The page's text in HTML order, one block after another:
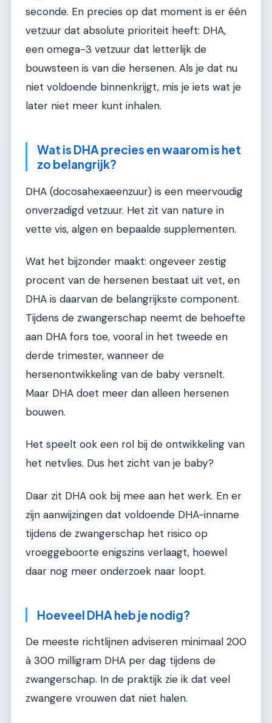
seconde. En precies op dat moment is er één
vetzuur dat absolute prioriteit heeft: DHA,
een omega-3 vetzuur dat letterlijk de
bouwsteen is van die hersenen. Als je dat nu
niet voldoende binnenkrijgt, mis je iets wat je
later niet meer kunt inhalen.
Wat is DHA precies en waarom is het
zo belangrijk?
DHA (docosahexaeenzuur) is een meervoudig
onverzadigd vetzuur. Het zit van nature in
vette vis, algen en bepaalde supplementen.
Wat het bijzonder maakt: ongeveer zestig
procent van de hersenen bestaat uit vet, en
DHA is daarvan de belangrijkste component.
Tijdens de zwangerschap neemt de behoefte
aan DHA fors toe, vooral in het tweede en
derde trimester, wanneer de
hersenontwikkeling van de baby versnelt.
Maar DHA doet meer dan alleen hersenen
bouwen.
Het speelt ook een rol bij de ontwikkeling van
het netvlies. Dus het zicht van je baby?
Daar zit DHA ook bij mee aan het werk. En er
zijn aanwijzingen dat voldoende DHA-inname
tijdens de zwangerschap het risico op
vroeggeboorte enigszins verlaagt, hoewel
daar nog meer onderzoek naar loopt.
Hoeveel DHA heb je nodig?
De meeste richtlijnen adviseren minimaal 200
à 300 milligram DHA per dag tijdens de
zwangerschap. In de praktijk zie ik dat veel
zwangere vrouwen dat niet halen.